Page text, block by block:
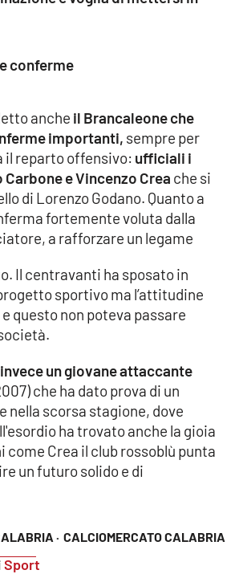
Grippo
· CALCIOMERCATO CALABRIA
Sport
conferme
anche il Brancaleone che
importanti, sempre per
il reparto offensivo: ufficiali i
e Vincenzo Crea che si
di Lorenzo Godano. Quanto a
fortemente voluta dalla
a rafforzare un legame
Il centravanti ha sposato in
sportivo ma l’attitudine
questo non poteva passare
un giovane attaccante
che ha dato prova di un
nella scorsa stagione, dove
ha trovato anche la gioia
come Crea il club rossoblù punta
un futuro solido e di